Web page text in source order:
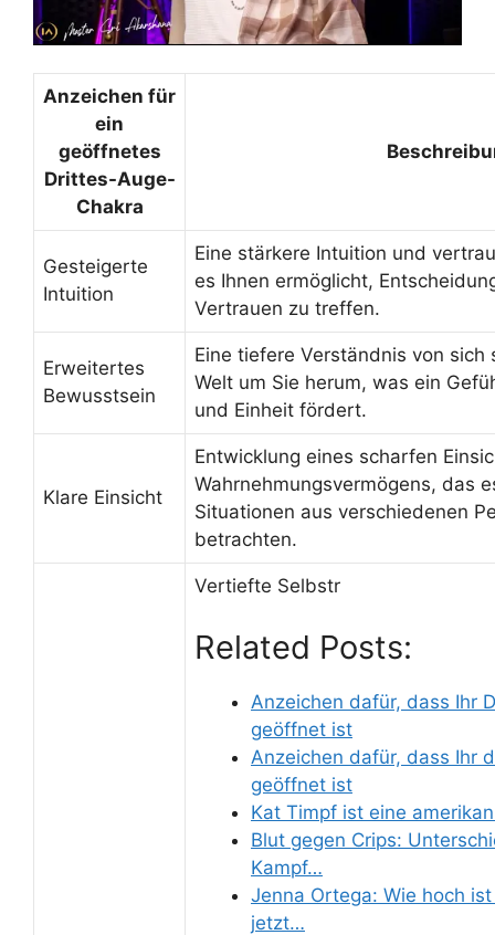
Anzeichen für
ein
geöffnetes
Drittes-Auge-
Chakra
Gesteigerte
Intuition
Eine stärkere Intuition und
es Ihnen ermöglicht,
Vertrauen zu treffen.
Erweitertes
Bewusstsein
Eine tiefere Verständnis von
Welt um Sie herum, was ein
und Einheit fördert.
Klare Einsicht
Entwicklung eines scharfen
Wahrnehmungsvermögens, das
Situationen aus verschiedenen
betrachten.
Vertiefte Selbstr
Related Posts:
Anzeichen dafür, dass Ihr
geöffnet ist
Anzeichen dafür, dass Ihr
geöffnet ist
Kat Timpf ist eine
Blut gegen Crips:
Kampf…
Jenna Ortega: Wie hoch
jetzt…